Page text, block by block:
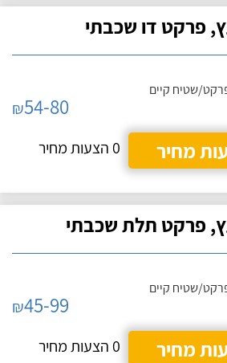
פרקט דו שכבתי
שטיח קיים
₪54-80
מחיר
0 הצעות מחיר
פרקט תלת שכבתי
שטיח קיים
₪45-99
מחיר
0 הצעות מחיר